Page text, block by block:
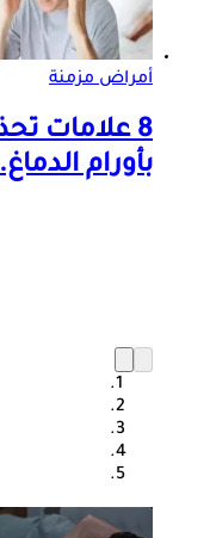
أمراض مزمنة
8 علامات
بأورام